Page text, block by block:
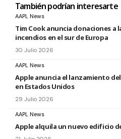
También podrían interesarte
AAPL News
Tim Cook anuncia donaciones a
incendios en el sur de Europa
30 Julio 2026
AAPL News
Apple anuncia el lanzamiento
en Estados Unidos
29 Julio 2026
AAPL News
Apple alquila un nuevo edificio